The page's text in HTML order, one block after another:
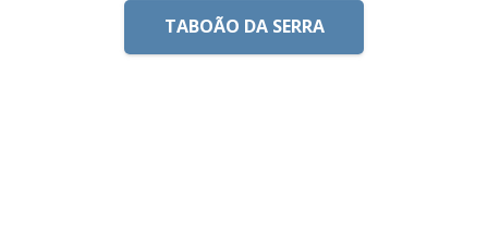
TABOÃO DA SERRA